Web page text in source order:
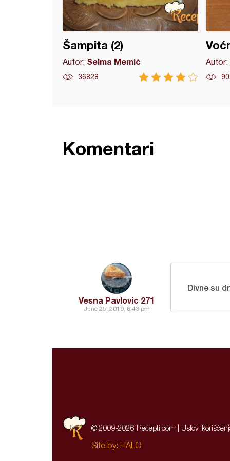
Šampita (2)
Autor: Selma Memić
36828
Autor:
Komentari
Vesna Pavlovic 271
June 25, 2019, 6:43 pm
Divne su
© 2009-2026 Recepti.com | Uslovi
Site by: HALO